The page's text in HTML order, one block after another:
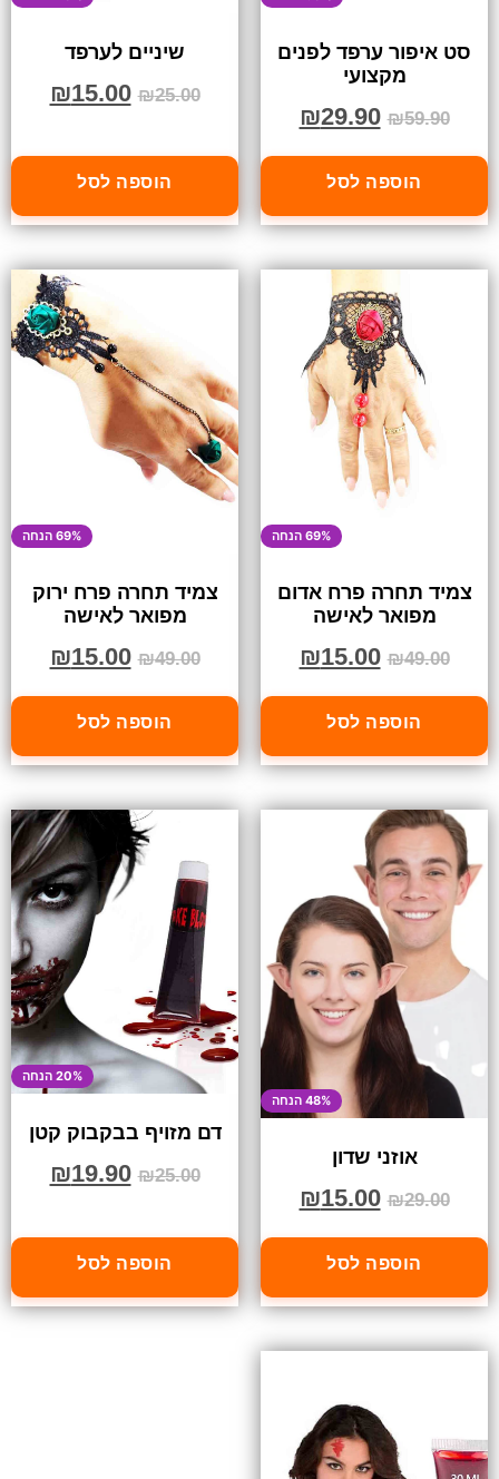
סט איפור ערפד לפנים
מקצועי
₪59.90
₪29.90
הוספה לסל
שיניים לערפד
₪25.00
₪15.00
הוספה לסל
69% הנחה
צמיד תחרה פרח אדום
מפואר לאישה
₪49.00
₪15.00
הוספה לסל
69% הנחה
צמיד תחרה פרח ירוק
מפואר לאישה
₪49.00
₪15.00
הוספה לסל
48% הנחה
אוזני שדון
₪29.00
₪15.00
הוספה לסל
20% הנחה
דם מזויף בבקבוק קטן
₪25.00
₪19.90
הוספה לסל